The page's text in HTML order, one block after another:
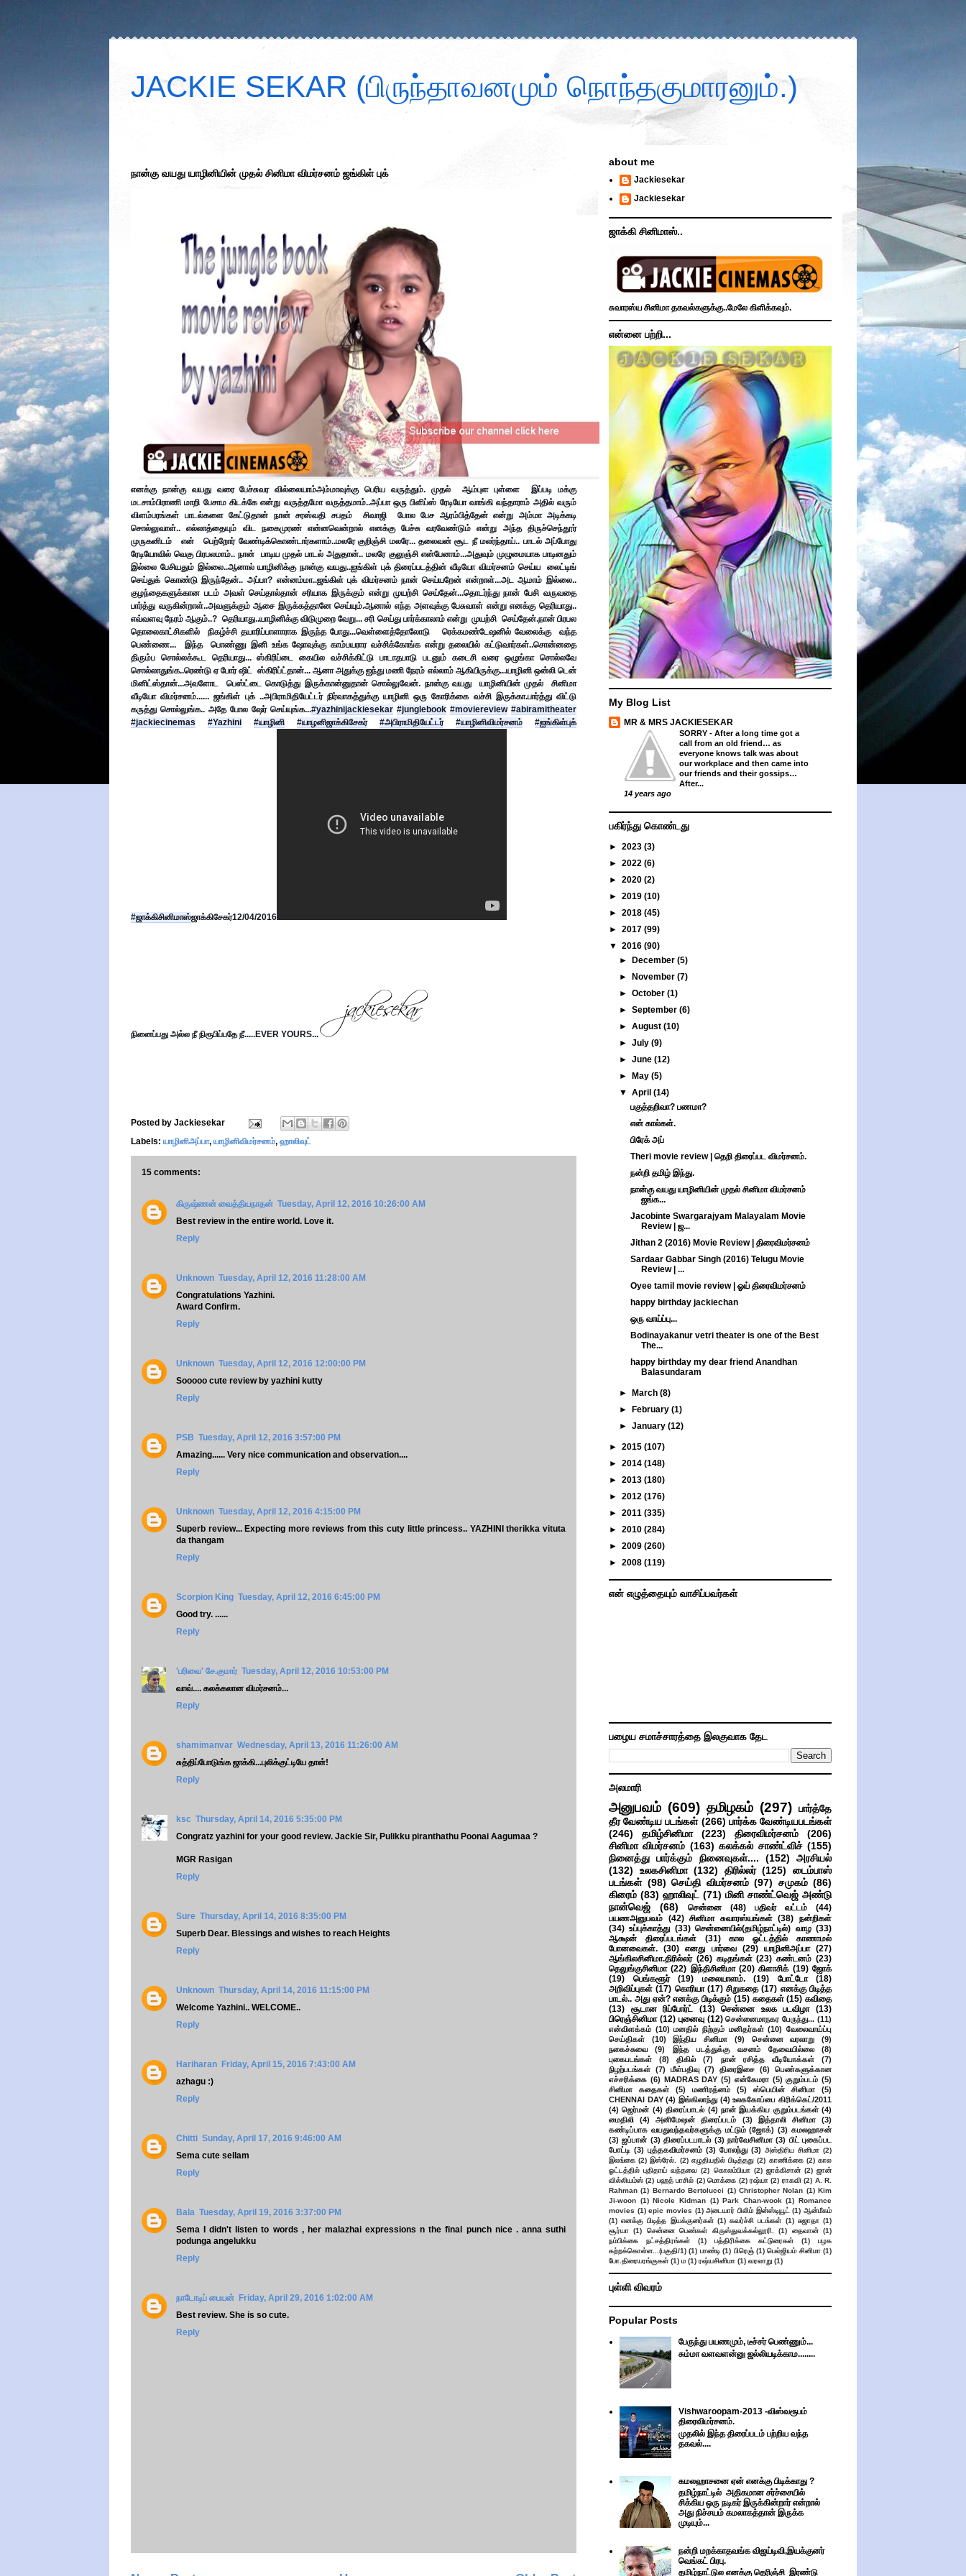
JACKIE SEKAR (பிருந்தாவனமும் நொந்தகுமாரனும்.)
நான்கு வயது யாழினியின் முதல் சினிமா விமர்சனம் ஜங்கிள் புக்
எனக்கு நான்கு வயது வரை பேச்சுவர வில்லையாம்அம்மாவுக்கு பெரிய வருத்தும். முதல்  ஆம்புள புள்ளை  இப்படி மக்கு
மடசாம்பிராணி மாறி பேசாம கிடக்கே என்று வருத்தமோ வருத்தமாம்..அப்பா ஒரு பிளிப்ஸ் ரேடியோ வாங்கி வந்தாராம் அதில் வரும்
விளம்பரங்கள் பாடல்களை கேட்டுதான் நான் சரஸ்வதி சபதம்  சிவாஜி  போல பேச ஆரம்பித்தேன் என்று அம்மா அடிக்கடி
சொல்லுவாள்.. எல்லாத்தையும் விட நகைமுரண் என்னவென்றால் எனக்கு பேச்சு வரவேண்டும் என்று அந்த திருச்செந்தூர்
முருகனிடம்   என்   பெற்றோர் வேண்டிக்கொண்டார்களாம்..மலரே குறிஞ்சி மலரே... தலைவன் சூட நீ மலர்ந்தாய்.. பாடல் அப்போது
ரேடியோவில் வெகு பிரபலமாம்.. நான்  பாடிய முதல் பாடல் அதுதான்.. மலரே குலுஞ்சி என்பேனாம்...அதுவும் முழுமையாக பாடினதும்
இல்லை பேசியதும் இல்லை..ஆனால் யாழினிக்கு நான்கு வயது..ஐங்கிள் புக் திரைப்படத்தின் வீடியோ விமர்சனம் செய்ய  லைட்டிங்
செய்துக் கொண்டு இருந்தேன்.. அப்பா? என்னம்மா..ஜங்கிள் புக் விமர்சனம் நான் செய்யறேன் என்றாள்...அட ஆமாம் இல்லை..
குழந்தைகளுக்கான படம் அவள் செய்தால்தான் சரியாக இருக்கும் என்று முயற்சி செய்தேன்...தொடர்ந்து நான் பேசி வருவதை
பார்த்து வருகின்றாள்..அவளுக்கும் ஆசை இருக்கத்தானே செய்யும்.ஆனால் எந்த அளவுக்கு பேசுவாள் என்று எனக்கு தெரியாது..
எவ்வளவு நேரம் ஆகும்..?  தெரியாது..யாழினிக்கு விடுமுறை வேறு... சரி செய்து பார்க்காலாம் என்று  முயற்சி  செய்தேன்.நான் பிரபல
தொலைகாட்சிகளில்  நிகழ்ச்சி தயாரிப்பாளாராக இருந்த போது...வெள்ளைத்தோலோடு   ரெக்கமண்டேஷனில் வேலைக்கு  வந்த
பெண்ணை...  இந்த  பொண்ணு இனி உங்க ஷோவுக்கு காம்பயரார வச்சிக்கோங்க என்று தலையில் கட்டுவார்கள்..சொன்னதை
திரும்ப சொல்லக்கூட தெரியாது... ஸ்கிரிப்டை கையில வச்சிக்கிட்டு பாடாதபாடு படனும் கடைசி வரை ஒழுங்கா சொல்லவே
சொல்லாதுங்க..ரெண்டு ஏ போர் ஷிட்  ஸ்கிரிப்ட்தான்... ஆனா அதுக்கு ஐந்து மணி நேரம் எல்லாம் ஆகியிருக்கு...யாழினி ஒன்லி டென்
மினிட்ஸ்தான்...அவளோட  பெஸ்ட்டை கொடுத்து இருக்கான்னுதான் சொல்லுவேன். நான்கு வயது  யாழினியின் முதல்  சினிமா
வீடியோ விமர்சனம்...... ஜங்கிள் புக் ..அபிராமிதியேட்டர் நிர்வாகத்துக்கு யாழினி ஒரு கோரிக்கை வச்சி இருக்கா.பார்த்து விட்டு
கருத்து சொல்லுங்க.. அதே போல ஷேர் செய்யுங்க...#yazhinijackiesekar #junglebook #moviereview #abiramitheater
#jackiecinemas
#Yazhini #யாழினி #யாழனிஜாக்கிசேகர் #அபிராமிதியேட்டர் #யாழினிவிமர்சனம் #ஐங்கிள்புக்
#ஜாக்கிசினிமாஸ்ஜாக்கிசேகர்12/04/2016
நினைப்பது அல்ல நீ நிரூபிப்பதே நீ.....EVER YOURS...
Posted by Jackiesekar
Labels: யாழினிஅப்பா, யாழினிவிமர்சனம், ஹாலிவுட்
15 comments:
கிருஷ்ணன் வைத்தியநாதன் Tuesday, April 12, 2016 10:26:00 AM
Best review in the entire world. Love it.
Reply
Unknown Tuesday, April 12, 2016 11:28:00 AM
Congratulations Yazhini.
Award Confirm.
Reply
Unknown Tuesday, April 12, 2016 12:00:00 PM
Sooooo cute review by yazhini kutty
Reply
PSB Tuesday, April 12, 2016 3:57:00 PM
Amazing...... Very nice communication and observation....
Reply
Unknown Tuesday, April 12, 2016 4:15:00 PM
Superb review... Expecting more reviews from this cuty little princess.. YAZHINI therikka vituta
da thangam
Reply
Scorpion King Tuesday, April 12, 2016 6:45:00 PM
Good try. ......
Reply
'பரிவை' சே.குமார் Tuesday, April 12, 2016 10:53:00 PM
வாவ்.... கலக்கலான விமர்சனம்...
Reply
shamimanvar Wednesday, April 13, 2016 11:26:00 AM
சுத்திப்போடுங்க ஜாக்கி...புலிக்குட்டியே தான்!
Reply
ksc Thursday, April 14, 2016 5:35:00 PM
Congratz yazhini for your good review. Jackie Sir, Pulikku piranthathu Poonai Aagumaa ?
MGR Rasigan
Reply
Sure Thursday, April 14, 2016 8:35:00 PM
Superb Dear. Blessings and wishes to reach Heights
Reply
Unknown Thursday, April 14, 2016 11:15:00 PM
Welcome Yazhini.. WELCOME..
Reply
Hariharan Friday, April 15, 2016 7:43:00 AM
azhagu :)
Reply
Chitti Sunday, April 17, 2016 9:46:00 AM
Sema cute sellam
Reply
Bala Tuesday, April 19, 2016 3:37:00 PM
Sema I didn't listen to words , her malazhai expressions n the final punch nice . anna suthi
podunga angelukku
Reply
நாடோடிப் பையன் Friday, April 29, 2016 1:02:00 AM
Best review. She is so cute.
Reply
about me
Jackiesekar
Jackiesekar
ஜாக்கி சினிமாஸ்..
சுவாரஸ்ய சினிமா தகவல்களுக்கு..மேலே கிளிக்கவும்.
என்னை பற்றி...
My Blog List
MR & MRS JACKIESEKAR
SORRY - After a long time got a
call from an old friend… as
everyone knows talk was about
our workplace and then came into
our friends and their gossips…
After...
14 years ago
பகிர்ந்து கொண்டது
► 2023 (3)
► 2022 (6)
► 2020 (2)
► 2019 (10)
► 2018 (45)
► 2017 (99)
▼ 2016 (90)
►
December(5)
►
November(7)
►October(1)
►September(6)
►August(10)
►July(9)
►June(12)
►
May(5)
▼April(14)
பகுத்தறிவா? பணமா?
என் கால்கள்.
பிரேக் அப்
Theri movie review | தெறி திரைப்பட விமர்சனம்.
நன்றி தமிழ் இந்து.
நான்கு வயது யாழினியின் முதல் சினிமா விமர்சனம்
ஜங்க...
Jacobinte Swargarajyam Malayalam Movie
Review | ஜ...
Jithan 2 (2016) Movie Review | திரைவிமர்சனம்
Sardaar Gabbar Singh (2016) Telugu Movie
Review | ...
Oyee tamil movie review | ஓய் திரைவிமர்சனம்
happy birthday jackiechan
ஒரு வாய்ப்பு...
Bodinayakanur vetri theater is one of the Best
The...
happy birthday my dear friend Anandhan
Balasundaram
► March(8)
►
February(1)
►January(12)
► 2015 (107)
► 2014 (148)
► 2013 (180)
► 2012 (176)
► 2011 (335)
► 2010 (284)
► 2009 (260)
► 2008 (119)
என் எழுத்தையும் வாசிப்பவர்கள்
பழைய சமாச்சாரத்தை இலகுவாக தேட
அலமாரி
அனுபவம் (609) தமிழகம் (297) பார்த்தே
தீர வேண்டிய படங்கள் (266) பார்க்க வேண்டியபடங்கள்
(246)
தமிழ்சினிமா (223) திரைவிமர்சனம்
(206)
சினிமா விமர்சனம் (163) கலக்கல் சாண்ட்விச் (155)
நினைத்து பார்க்கும் நினைவுகள்....
(152)
அரசியல்
(132)
உலகசினிமா (132) திரில்லர் (125)
டைம்பாஸ்
படங்கள் (98) செய்தி விமர்சனம் (97) சமுகம் (86)
கிரைம் (83) ஹாலிவுட் (71) மினி சாண்ட்வெஜ் அண்டு
நான்வெஜ்
(68) சென்னை (48) பதிவர் வட்டம்
(44)
பயணஅனுபவம் (42) சினிமா சுவாரஸ்யங்கள் (38) நன்றிகள்
(34) உப்புக்காத்து (33) சென்னையில்(தமிழ்நாட்டில்) வாழ (33)
ஆக்ஷன் திரைப்படங்கள்
(31)
கால ஓட்டத்தில் காணாமல்
போனவைகள். (30) எனது பார்வை (29) யாழினிஅப்பா (27)
ஆங்கிலசினிமா.திரில்லர் (26) கடிதங்கள் (23) கண்டனம் (23)
தெலுங்குசினிமா (22) இந்திசினிமா (20) கிளாசிக் (19) ஜோக்
(19)
பெங்களூர் (19) மலையாளம். (19) போட்டோ
(18)
அறிவிப்புகள் (17) கொரியா (17) சிறுகதை (17) எனக்கு பிடித்த
பாடல்.. அது ஏன்? எனக்கு பிடிக்கும் (15) கதைகள் (15) கவிதை
(13)
சூடான ரிப்போர்ட் (13) சென்னை உலக படவிழா
(13)
பிரெஞ்சினிமா (12) புனைவு (12) சென்னைமாநகர பேருந்து... (11)
என்விளக்கம் (10) மனதில் நிற்கும் மனிதர்கள் (10) வேலைவாய்ப்பு
செய்திகள்
(10) இந்திய சினிமா (9) சென்னை வரலாறு
(9)
நகைச்சுவை
(9) இந்த படத்துக்கு வசனம் தேவையில்லை
(8)
புகைபடங்கள்
(8) திகில் (7) நான் ரசித்த வீடியோக்கள்
(7)
நிழற்படங்கள் (7) மீள்பதிவு (7) திரைஇசை (6)
பெண்களுக்கான
எச்சரிக்கை (6) MADRAS DAY (5) என்கேமரா (5) குறும்படம் (5)
சினிமா கதைகள்
(5) மணிரத்னம் (5) ஸ்பெயின் சினிமா
(5)
CHENNAI DAY (4) இங்கிலாந்து (4) உலககோப்பை கிரிக்கெட்/2011
(4) ஜெர்மன் (4) திரைப்பாடல் (4) நான் இயக்கிய குறும்படங்கள் (4)
மைதிலி
(4) அனிமேஷன் திரைப்படம் (3) இத்தாலி சினிமா
(3)
கண்டிப்பாக வயதுவந்தவர்களுக்கு மட்டும் (ஜோக்) (3) கமலஹாசன்
(3) ஜப்பான் (3) திரைப்படபாடல் (3) நார்வேசினிமா (3) பிட் புகைப்பட
போட்டி (3) புத்தகவிமர்சனம் (3) போலந்து (3) அஸ்திரிய சினிமா (2)
இலங்கை (2) இஸ்ரேல். (2) எழுதியதில் பிடித்தது (2) காணிக்கை (2) கால
ஓட்டத்தில் புதிதாய் வந்தவை (2) கொலம்பியா (2) ஜாக்கிசான் (2) ஜான்
வில்லியம்ஸ் (2) பஹத் பாசில் (2) மொக்கை (2) ரஷ்யா (2) ராகவி (2) A. R.
Rahman (1) Bernardo Bertolucci (1) Christopher Nolan (1) Kim
Ji-woon (1) Nicole Kidman (1) Park Chan-wook (1) Romance
movies (1) epic movies (1) அடையார் பிலிம் இன்ஸ்டியூட் (1) ஆன்மீகம்
(1) எனக்கு பிடித்த இயக்குனர்கள் (1) கவர்ச்சி படங்கள் (1) சுஜாதா (1)
சூர்யா (1) சென்னை பெண்கள் கிருஸ்துவக்கல்லூரி. (1) தைவான் (1)
நம்பிக்கை நட்சத்திரங்கள்
(1) பத்திரிக்கை கட்டுரைகள் (1)
பழக
கற்றக்கொள்ள...(பகுதி/1) (1) பாண்டி (1) பிரெஞ் (1) பெல்ஜியம் சினிமா (1)
போ.திரையரங்குகள் (1) ம (1) ரஷ்யசினிமா (1) வரலாறு (1)
புள்ளி விவரம்
Popular Posts
பேருந்து பயணமும், டீச்சர் பெண்ணும்...
சும்மா வளவளன்னு ஜல்லியடிக்காம........
Vishwaroopam-2013 -விஸ்வரூபம்
திரைவிமர்சனம்.
முதலில் இந்த திரைப்படம் பற்றிய வந்த
தகவல்....
கமலஹாசனை ஏன் எனக்கு பிடிக்காது ?
தமிழ்நாட்டில் அதிகமான சர்ச்சையில்
சிக்கிய ஒரு நடிகர் இருக்கின்றார் என்றால்
அது நிச்சயம் கமலாகத்தான் இருக்க
முடியும்...
நன்றி மறக்காதவங்க விஜய்டிவி,இயக்குனர்
வெங்கட் பிரபு.
தமிழ்நாட்டுல எனக்கு தெரிஞ்சி இரண்டு